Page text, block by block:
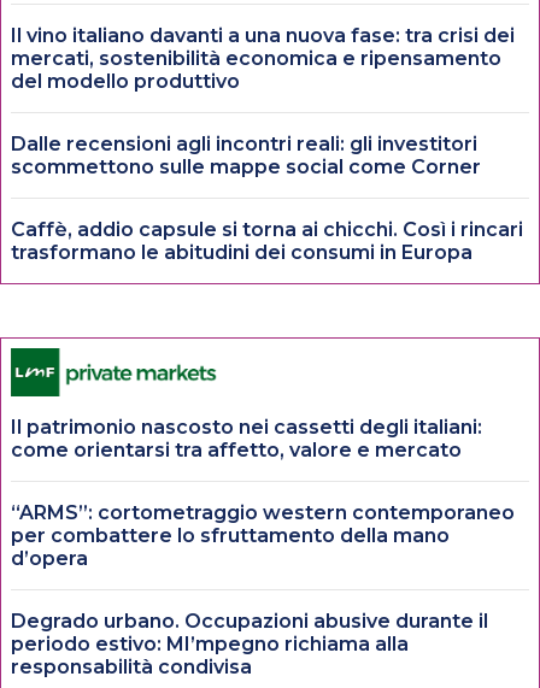
Il vino italiano davanti a una nuova fase: tra crisi dei
mercati, sostenibilità economica e ripensamento
del modello produttivo
Dalle recensioni agli incontri reali: gli investitori
scommettono sulle mappe social come Corner
Caffè, addio capsule si torna ai chicchi. Così i rincari
trasformano le abitudini dei consumi in Europa
Il patrimonio nascosto nei cassetti degli italiani:
come orientarsi tra affetto, valore e mercato
“ARMS”: cortometraggio western contemporaneo
per combattere lo sfruttamento della mano
d’opera
Degrado urbano. Occupazioni abusive durante il
periodo estivo: MI’mpegno richiama alla
responsabilità condivisa